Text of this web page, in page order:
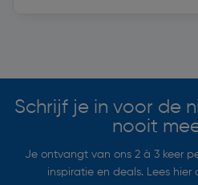
Schrijf je in voor de
nooit
Je ontvangt van ons 2 à 3 keer
inspiratie en deals. Lees hier